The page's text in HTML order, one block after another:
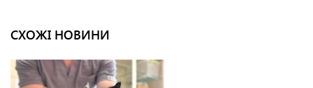
СХОЖІ НОВИНИ